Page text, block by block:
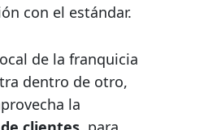
con el estándar.
de la franquicia
dentro de otro,
la